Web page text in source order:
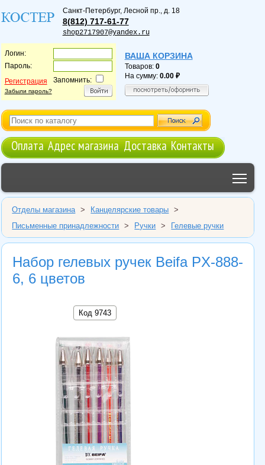
Санкт-Петербург, Лесной пр., д. 18
8(812) 717-61-77
shop2717907@yandex.ru
Логин:
Пароль:
Регистрация
Забыли пароль?
Запомнить:
ВАША КОРЗИНА
Товаров: 0
На сумму: 0.00
Оплата Адрес магазина Доставка Контакты
Отделы магазина > Канцелярские товары
>
Письменные принадлежности
> Ручки > Гелевые ручки
Набор гелевых ручек Beifa PX-888-
6, 6 цветов
Код 9743